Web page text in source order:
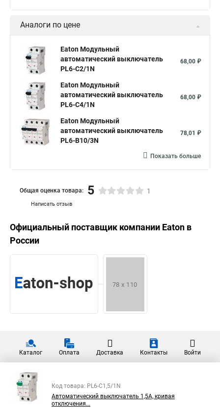
Аналоги по цене
Eaton Модульный
автоматический выключатель
PL6-C2/1N
68,00 ₽
Eaton Модульный
автоматический выключатель
PL6-C4/1N
68,00 ₽
Eaton Модульный
автоматический выключатель
PL6-B10/3N
78,01 ₽
Показать больше
Написать отзыв
Общая оценка товара: 5 1
Официальный поставщик компании Eaton в
России
Каталог Оплата Доставка Контакты Войти
Код товара: PL6-C1,5/1N
Автоматический выключатель 1,5А, кривая
отключения...